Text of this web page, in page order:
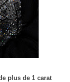
plus de 1 carat